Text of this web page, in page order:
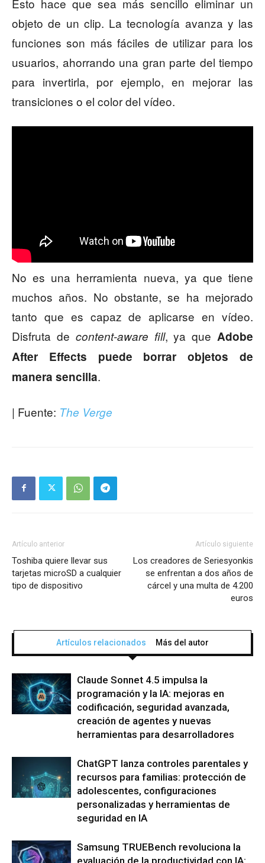
Esto hace que sea más sencillo eliminar un
objeto de un clip. La tecnología avanza y las
funciones son más fáciles de utilizar para los
usuarios, ahorrando una gran parte del tiempo
para invertirla, por ejemplo, en mejorar las
transiciones o el color del vídeo.
No es una herramienta nueva, ya que tiene
muchos años. No obstante, se ha mejorado
tanto que es capaz de aplicarse en vídeo.
Disfruta de content-aware fill, ya que Adobe
After Effects puede borrar objetos de
manera sencilla.
| Fuente: The Verge
Artículo anterior
Toshiba quiere llevar sus
tarjetas microSD a cualquier
tipo de dispositivo
Artículo siguiente
Los creadores de Seriesyonkis
se enfrentan a dos años de
cárcel y una multa de 4.200
euros
Artículos relacionados Más del autor
Claude Sonnet 4.5 impulsa la
programación y la IA: mejoras en
codificación, seguridad avanzada,
creación de agentes y nuevas
herramientas para desarrolladores
ChatGPT lanza controles parentales y
recursos para familias: protección de
adolescentes, configuraciones
personalizadas y herramientas de
seguridad en IA
Samsung TRUEBench revoluciona la
evaluación de la productividad con IA: